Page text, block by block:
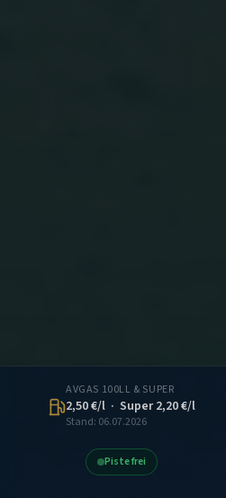
AVGAS 100LL & SUPER
2,50€/l · Super2,20€/l
Stand: 06.07.2026
Piste frei